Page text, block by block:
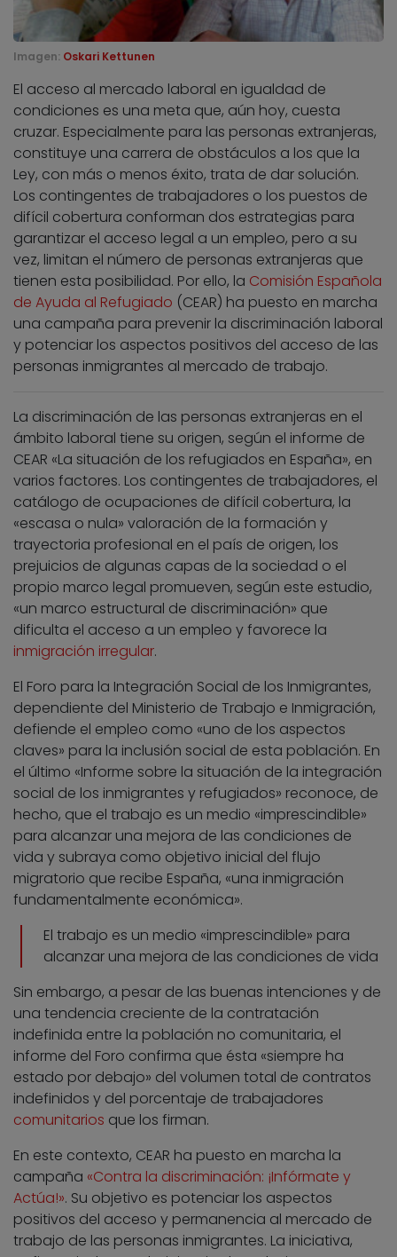
Imagen: Oskari Kettunen
El acceso al mercado laboral en igualdad de
condiciones es una meta que, aún hoy, cuesta
cruzar. Especialmente para las personas extranjeras,
constituye una carrera de obstáculos a los que la
Ley, con más o menos éxito, trata de dar solución.
Los contingentes de trabajadores o los puestos de
difícil cobertura conforman dos estrategias para
garantizar el acceso legal a un empleo, pero a su
vez, limitan el número de personas extranjeras que
tienen esta posibilidad. Por ello, la Comisión Española
de Ayuda al Refugiado (CEAR) ha puesto en marcha
una campaña para prevenir la discriminación laboral
y potenciar los aspectos positivos del acceso de las
personas inmigrantes al mercado de trabajo.
La discriminación de las personas extranjeras en el
ámbito laboral tiene su origen, según el informe de
CEAR «La situación de los refugiados en España», en
varios factores. Los contingentes de trabajadores, el
catálogo de ocupaciones de difícil cobertura, la
«escasa o nula» valoración de la formación y
trayectoria profesional en el país de origen, los
prejuicios de algunas capas de la sociedad o el
propio marco legal promueven, según este estudio,
«un marco estructural de discriminación» que
dificulta el acceso a un empleo y favorece la
inmigración irregular.
El Foro para la Integración Social de los Inmigrantes,
dependiente del Ministerio de Trabajo e Inmigración,
defiende el empleo como «uno de los aspectos
claves» para la inclusión social de esta población. En
el último «Informe sobre la situación de la integración
social de los inmigrantes y refugiados» reconoce, de
hecho, que el trabajo es un medio «imprescindible»
para alcanzar una mejora de las condiciones de
vida y subraya como objetivo inicial del flujo
migratorio que recibe España, «una inmigración
fundamentalmente económica».
El trabajo es un medio «imprescindible» para
alcanzar una mejora de las condiciones de vida
Sin embargo, a pesar de las buenas intenciones y de
una tendencia creciente de la contratación
indefinida entre la población no comunitaria, el
informe del Foro confirma que ésta «siempre ha
estado por debajo» del volumen total de contratos
indefinidos y del porcentaje de trabajadores
comunitarios que los firman.
En este contexto, CEAR ha puesto en marcha la
campaña «Contra la discriminación: ¡Infórmate y
Actúa!». Su objetivo es potenciar los aspectos
positivos del acceso y permanencia al mercado de
trabajo de las personas inmigrantes. La iniciativa,